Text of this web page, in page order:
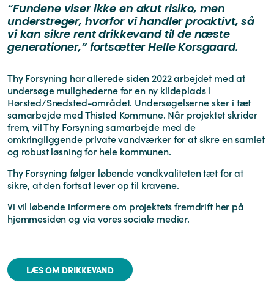
“Fundene viser ikke en akut risiko, men
understreger, hvorfor vi handler proaktivt, så
vi kan sikre rent drikkevand til de næste
generationer,” fortsætter Helle Korsgaard.
Thy Forsyning har allerede siden 2022 arbejdet med at
undersøge mulighederne for en ny kildeplads i
Hørsted/Snedsted-området. Undersøgelserne sker i tæt
samarbejde med Thisted Kommune. Når projektet skrider
frem, vil Thy Forsyning samarbejde med de
omkringliggende private vandværker for at sikre en samlet
og robust løsning for hele kommunen.
Thy Forsyning følger løbende vandkvaliteten tæt for at
sikre, at den fortsat lever op til kravene.
Vi vil løbende informere om projektets fremdrift her på
hjemmesiden og via vores sociale medier.
LÆS OM DRIKKEVAND